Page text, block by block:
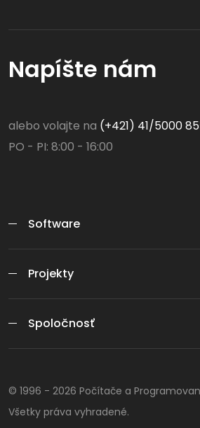
Napíšte nám
alebo volajte na (+421) 41/5000
PO - PI: 8:00 - 16:00
Software
Projekty
Spoločnosť
© 1996 - 2026 Počítače a
Všetky práva vyhradené.